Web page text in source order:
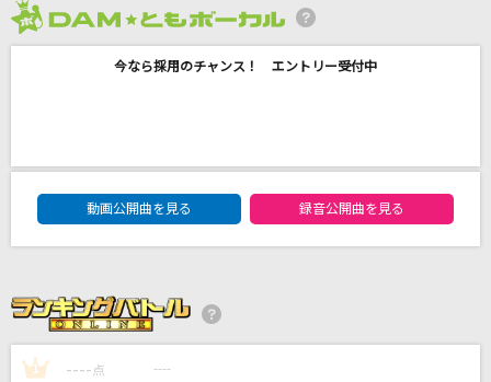
深愛
Butterfly Core
Never Grow Up
ちゃんみな
今なら採用のチャンス！ エントリー受付中
DAM★ともボーカルエントリーランキング
動画公開曲を見る
録音公開曲を見る
1 ---- 点 ----